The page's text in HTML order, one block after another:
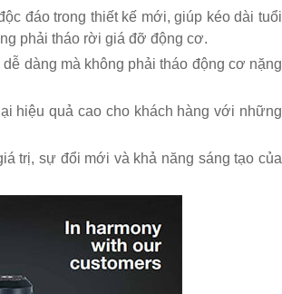
đáo trong thiết kế mới, giúp kéo dài tuổi
phải tháo rời giá đỡ động cơ.
dàng mà không phải tháo động cơ nặng
hiệu quả cao cho khách hàng với những
trị, sự đổi mới và khả năng sáng tạo của